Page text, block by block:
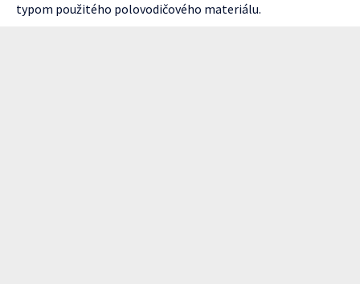
typom použitého polovodičového materiálu.